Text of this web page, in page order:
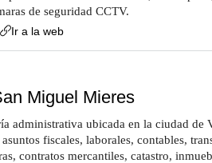
de seguridad CCTV.
Ir a la web
Miguel Mieres
administrativa ubicada en la ciudad de
fiscales, laborales, contables,
contratos mercantiles, catastro,